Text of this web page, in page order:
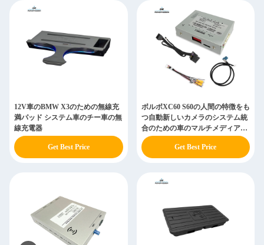
12V車のBMW X3のための無線充
満パッド システム車のチー車の無
線充電器
Get Best Price
ボルボXC60 S60の人間の特徴をも
つ自動新しいカメラのシステム統
合のための車のマルチメディアの
ビデオ インターフェイス
Get Best Price